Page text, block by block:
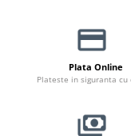
Plata Online
Plateste in siguranta cu